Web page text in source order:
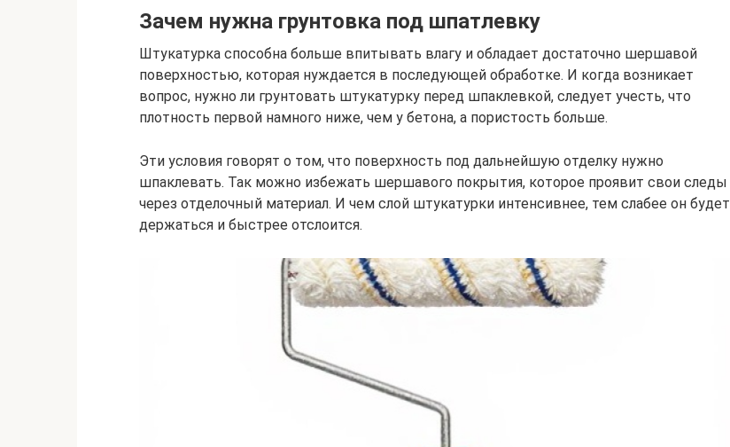
Зачем нужна грунтовка под шпатлевку
Штукатурка способна больше впитывать влагу и обладает достаточно шершавой
поверхностью, которая нуждается в последующей обработке. И когда возникает
вопрос, нужно ли грунтовать штукатурку перед шпаклевкой, следует учесть, что
плотность первой намного ниже, чем у бетона, а пористость больше.
Эти условия говорят о том, что поверхность под дальнейшую отделку нужно
шпаклевать. Так можно избежать шершавого покрытия, которое проявит свои следы
через отделочный материал. И чем слой штукатурки интенсивнее, тем слабее он будет
держаться и быстрее отслоится.